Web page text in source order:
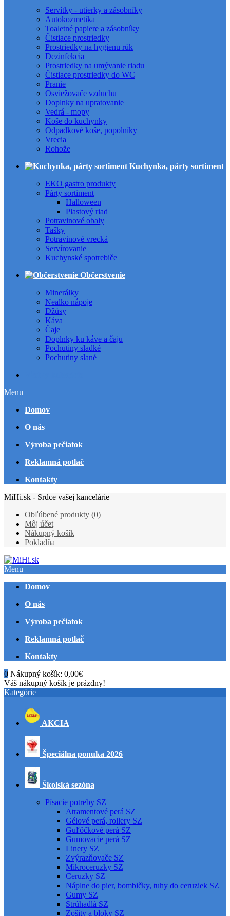
Servítky - utierky a zásobníky
Autokozmetika
Toaletné papiere a zásobníky
Čistiace prostriedky
Prostriedky na hygienu rúk
Dezinfekcia
Prostriedky na umývanie riadu
Čistiace prostriedky do WC
Pranie
Osviežovače vzduchu
Doplnky na upratovanie
Vedrá - mopy
Koše do kuchynky
Odpadkové koše, popolníky
Vrecia
Rohože
Kuchynka, párty sortiment
EKO gastro produkty
Párty sortiment
Halloween
Plastový riad
Potravinové obaly
Tašky
Potravinové vrecká
Servírovanie
Kuchynské spotrebiče
Občerstvenie
Minerálky
Nealko nápoje
Džúsy
Káva
Čaje
Doplnky ku káve a čaju
Pochutiny sladké
Pochutiny slané
Menu
Domov
O nás
Výroba pečiatok
Reklamná potlač
Kontakty
MiHi.sk - Srdce vašej kancelárie
Obľúbené produkty (0)
Môj účet
Nákupný košík
Pokladňa
Menu
Domov
O nás
Výroba pečiatok
Reklamná potlač
Kontakty
0 Nákupný košík: 0,00€
Váš nákupný košík je prázdny!
Kategórie
AKCIA
Špeciálna ponuka 2026
Školská sezóna
Písacie potreby SZ
Atramentové perá SZ
Gélové perá, rollery SZ
Guľôčkové perá SZ
Gumovacie perá SZ
Linery SZ
Zvýrazňovače SZ
Mikroceruzky SZ
Ceruzky SZ
Náplne do pier, bombičky, tuhy do ceruziek SZ
Gumy SZ
Strúhadlá SZ
Zošity a bloky SZ